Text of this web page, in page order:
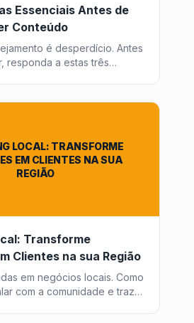
Essenciais Antes de
Conteúdo
é desperdício. Antes
responda a estas três
LOCAL: TRANSFORME
EM CLIENTES NA SUA
REGIÃO
Transforme
Clientes na sua Região
em negócios locais. Como
com a comunidade e trazer